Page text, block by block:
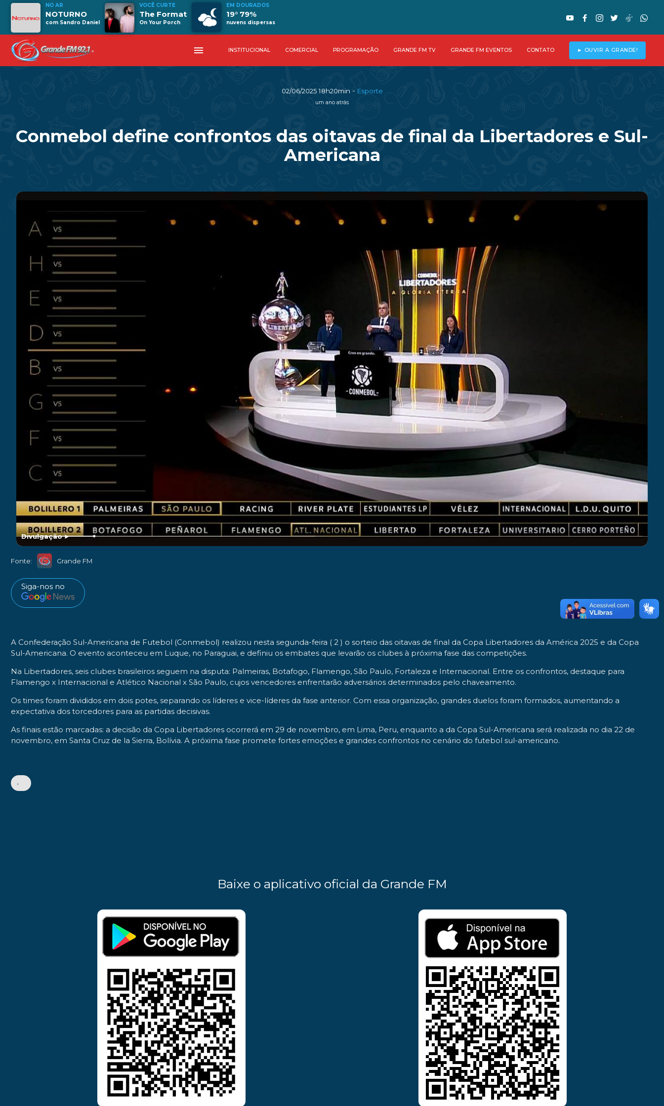
NO AR
NOTURNO
com Sandro Daniel
VOCÊ CURTE
The Format
On Your Porch
EM DOURADOS
19° 79%
nuvens dispersas
menu INSTITUCIONAL COMERCIAL PROGRAMAÇÃO GRANDE FM TV GRANDE FM EVENTOS CONTATO ► OUVIR A GRANDE!
02/06/2025 18h20min - Esporte
um ano atrás
Conmebol define confrontos das oitavas de final da Libertadores e Sul-
Americana
Divulgação►
Fonte: Grande FM
Siga-nos no
A Confederação Sul-Americana de Futebol (Conmebol) realizou nesta segunda-feira ( 2 ) o sorteio das oitavas de final da Copa Libertadores da América 2025 e da Copa
Sul-Americana. O evento aconteceu em Luque, no Paraguai, e definiu os embates que levarão os clubes à próxima fase das competições.
Na Libertadores, seis clubes brasileiros seguem na disputa: Palmeiras, Botafogo, Flamengo, São Paulo, Fortaleza e Internacional. Entre os confrontos, destaque para
Flamengo x Internacional e Atlético Nacional x São Paulo, cujos vencedores enfrentarão adversários determinados pelo chaveamento.
Os times foram divididos em dois potes, separando os líderes e vice-líderes da fase anterior. Com essa organização, grandes duelos foram formados, aumentando a
expectativa dos torcedores para as partidas decisivas.
As finais estão marcadas: a decisão da Copa Libertadores ocorrerá em 29 de novembro, em Lima, Peru, enquanto a da Copa Sul-Americana será realizada no dia 22 de
novembro, em Santa Cruz de la Sierra, Bolívia. A próxima fase promete fortes emoções e grandes confrontos no cenário do futebol sul-americano.
•
Baixe o aplicativo oficial da Grande FM